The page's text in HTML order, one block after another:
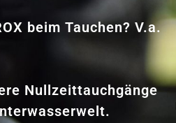
beim Tauchen? V.a.
Nullzeittauchgänge